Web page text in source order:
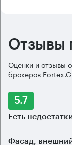
Отзывы
Оценки и отзывы
брокеров
5.7
Есть
Фасад,